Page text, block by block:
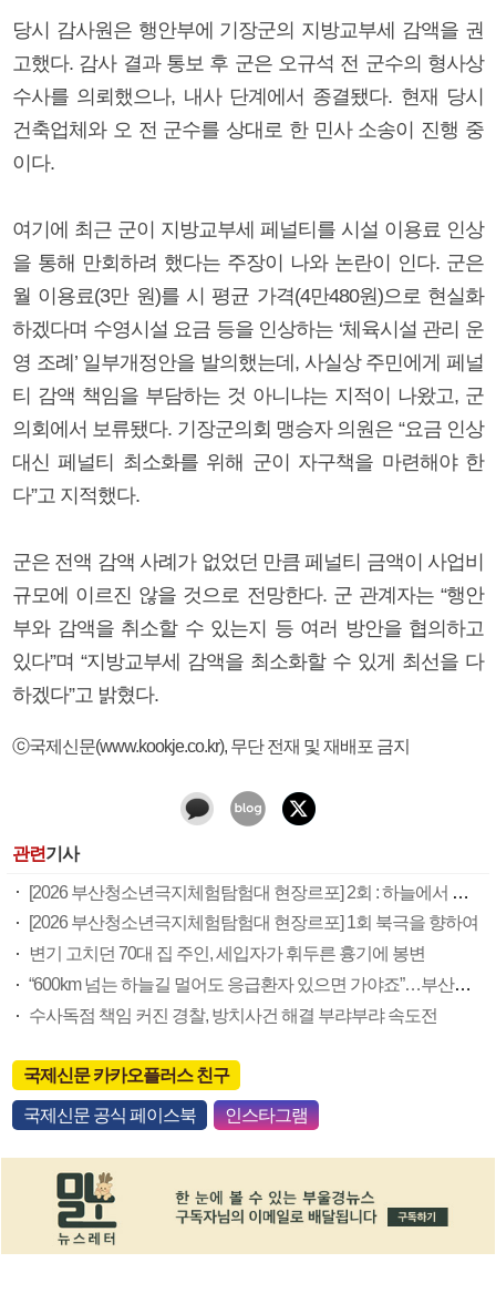
당시 감사원은 행안부에 기장군의 지방교부세 감액을 권
고했다. 감사 결과 통보 후 군은 오규석 전 군수의 형사상
수사를 의뢰했으나, 내사 단계에서 종결됐다. 현재 당시
건축업체와 오 전 군수를 상대로 한 민사 소송이 진행 중
이다.
여기에 최근 군이 지방교부세 페널티를 시설 이용료 인상
을 통해 만회하려 했다는 주장이 나와 논란이 인다. 군은
월 이용료(3만 원)를 시 평균 가격(4만480원)으로 현실화
하겠다며 수영시설 요금 등을 인상하는 ‘체육시설 관리 운
영 조례’ 일부개정안을 발의했는데, 사실상 주민에게 페널
티 감액 책임을 부담하는 것 아니냐는 지적이 나왔고, 군
의회에서 보류됐다. 기장군의회 맹승자 의원은 “요금 인상
대신 페널티 최소화를 위해 군이 자구책을 마련해야 한
다”고 지적했다.
군은 전액 감액 사례가 없었던 만큼 페널티 금액이 사업비
규모에 이르진 않을 것으로 전망한다. 군 관계자는 “행안
부와 감액을 취소할 수 있는지 등 여러 방안을 협의하고
있다”며 “지방교부세 감액을 최소화할 수 있게 최선을 다
하겠다”고 밝혔다.
ⓒ국제신문(www.kookje.co.kr), 무단 전재 및 재배포 금지
관련기사
[2026 부산청소년극지체험탐험대 현장르포] 2회 : 하늘에서 만난 얼음의 나라
[2026 부산청소년극지체험탐험대 현장르포] 1회 북극을 향하여
변기 고치던 70대 집 주인, 세입자가 휘두른 흉기에 봉변
“600km 넘는 하늘길 멀어도 응급환자 있으면 가야죠”…부산소방항공대 활약상 눈길
수사독점 책임 커진 경찰, 방치사건 해결 부랴부랴 속도전
국제신문 카카오플러스 친구
국제신문 공식 페이스북 인스타그램